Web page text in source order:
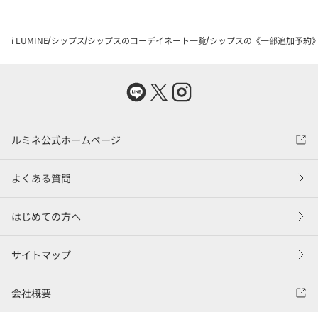
i LUMINE シップス シップスのコーデイネート一覧 シップスの《一部追加予約
ルミネ公式ホームページ
よくある質問
はじめての方へ
サイトマップ
会社概要